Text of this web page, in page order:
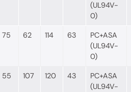
(UL94V-
0)
75 62 114 63
PC+ASA
(UL94V-
0)
55 107 120 43
PC+ASA
(UL94V-